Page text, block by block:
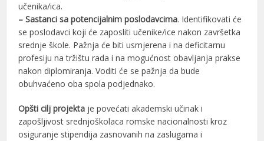
učenika/ica.
– Sastanci sa potencijalnim poslodavcima. Identifikovati će
se poslodavci koji će zaposliti učenike/ice nakon završetka
srednje škole. Pažnja će biti usmjerena i na deficitarnu
profesiju na tržištu rada i na mogućnost obavljanja prakse
nakon diplomiranja. Voditi će se pažnja da bude
obuhvaćeno oba spola podjednako.
Opšti cilj projekta je povećati akademski učinak i
zapošljivost srednjoškolaca romske nacionalnosti kroz
osiguranje stipendija zasnovanih na zaslugama i